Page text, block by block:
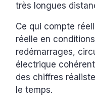
très longues
Ce qui compte
réelle en
redémarrages,
électrique
des chiffres
le temps.